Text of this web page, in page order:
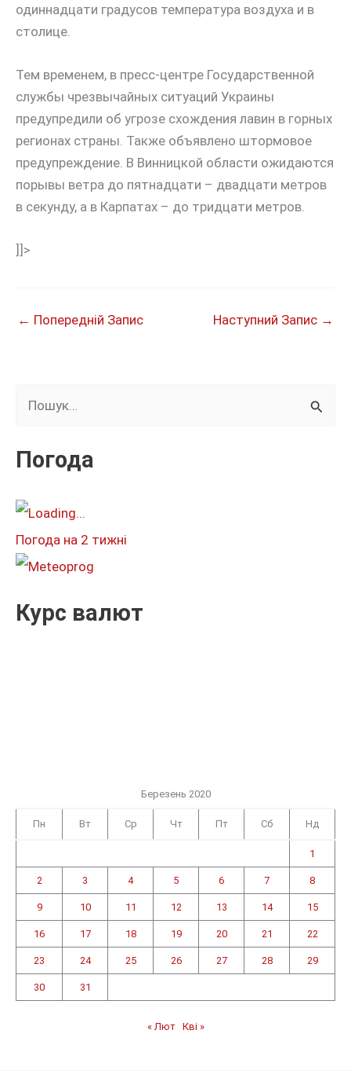
одиннадцати градусов температура воздуха и в
столице.
Тем временем, в пресс-центре Государственной
службы чрезвычайных ситуаций Украины
предупредили об угрозе схождения лавин в горных
регионах страны. Также объявлено штормовое
предупреждение. В Винницкой области ожидаются
порывы ветра до пятнадцати – двадцати метров
в секунду, а в Карпатах – до тридцати метров.
]]>
← Попередній Запис Наступний Запис →
к
т
:
Погода
Погода на 2 тижні
Курс валют
Березень 2020
Пн Вт Ср Чт Пт Сб Нд
1
2 3 4 5 6 7 8
9 10 11 12 13 14 15
16 17 18 19 20 21 22
23 24 25 26 27 28 29
30 31
« Лют Кві »